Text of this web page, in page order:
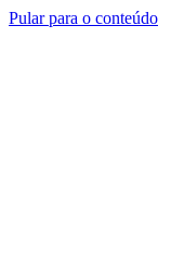
Pular para o conteúdo